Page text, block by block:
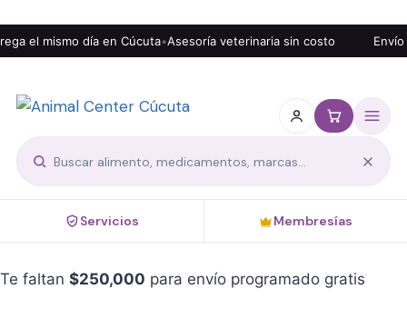
el mismo día en Cúcuta•Asesoría veterinaria sin costo Envío
Servicios Membresías
Te faltan $250,000 para envío programado gratis